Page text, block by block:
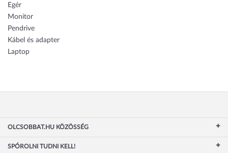
Egér
Monitor
Pendrive
Kábel és adapter
Laptop
OLCSOBBAT.HU KÖZÖSSÉG
SPÓROLNI TUDNI KELL!